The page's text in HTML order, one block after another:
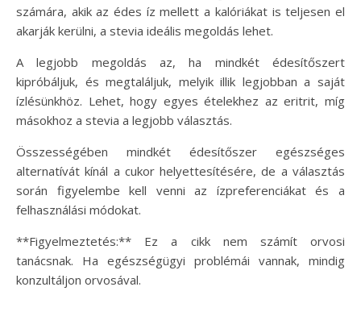
számára, akik az édes íz mellett a kalóriákat is teljesen el
akarják kerülni, a stevia ideális megoldás lehet.
A legjobb megoldás az, ha mindkét édesítőszert
kipróbáljuk, és megtaláljuk, melyik illik legjobban a saját
ízlésünkhöz. Lehet, hogy egyes ételekhez az eritrit, míg
másokhoz a stevia a legjobb választás.
Összességében mindkét édesítőszer egészséges
alternatívát kínál a cukor helyettesítésére, de a választás
során figyelembe kell venni az ízpreferenciákat és a
felhasználási módokat.
**Figyelmeztetés:** Ez a cikk nem számít orvosi
tanácsnak. Ha egészségügyi problémái vannak, mindig
konzultáljon orvosával.